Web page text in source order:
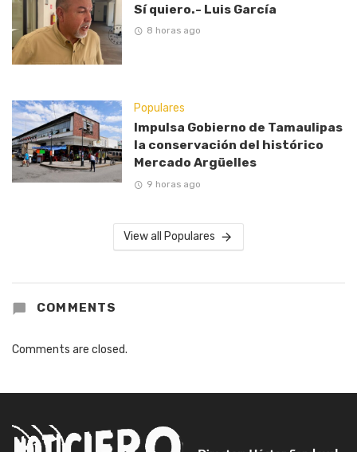
Sí quiero.- Luis García
8 horas ago
Populares
Impulsa Gobierno de Tamaulipas
la conservación del histórico
Mercado Argüelles
9 horas ago
View all Populares
COMMENTS
Comments are closed.